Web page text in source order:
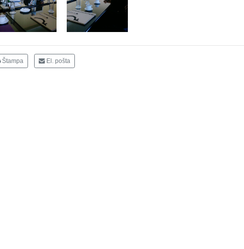
Štampa El. pošta